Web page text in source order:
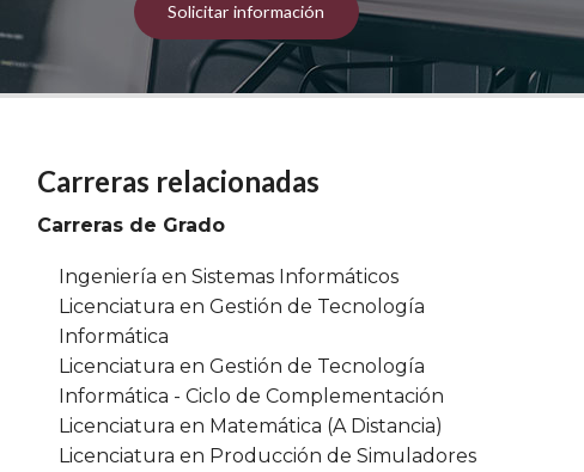
Solicitar información
Carreras relacionadas
Carreras de Grado
Ingeniería en Sistemas Informáticos
Licenciatura en Gestión de Tecnología
Informática
Licenciatura en Gestión de Tecnología
Informática - Ciclo de Complementación
Licenciatura en Matemática (A Distancia)
Licenciatura en Producción de Simuladores